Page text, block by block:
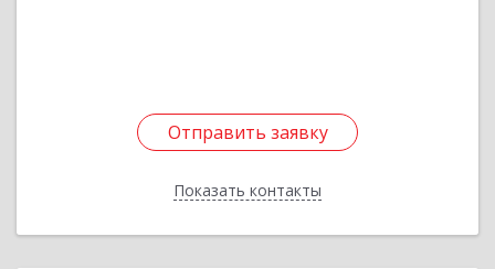
Отправить заявку
Показать контакты
Отправить заявку
Назад